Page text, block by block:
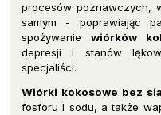
procesów poznawczych,
samym - poprawiając
spożywanie wiórków
depresji i stanów
specjaliści.
Wiórki kokosowe bez
fosforu i sodu, a także